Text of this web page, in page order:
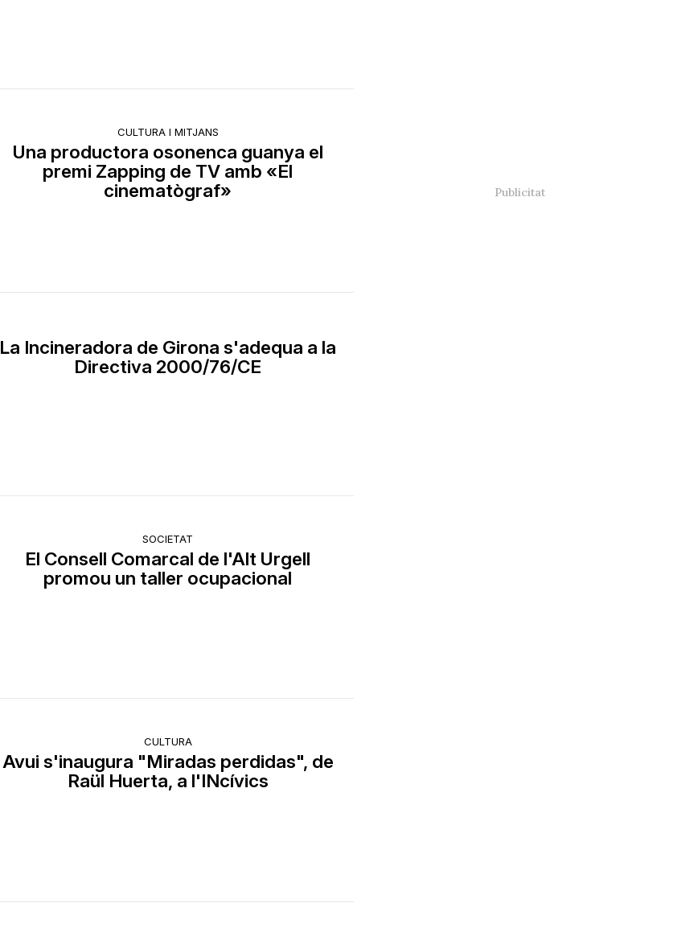
CULTURA I MITJANS
Una productora osonenca guanya el
premi Zapping de TV amb «El
cinematògraf»
La Incineradora de Girona s'adequa a la
Directiva 2000/76/CE
SOCIETAT
El Consell Comarcal de l'Alt Urgell
promou un taller ocupacional
CULTURA
Avui s'inaugura "Miradas perdidas", de
Raül Huerta, a l'INcívics